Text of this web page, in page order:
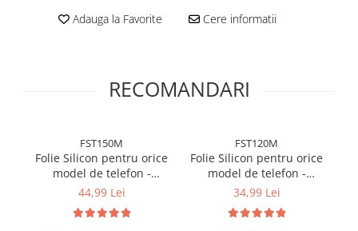
Adauga la Favorite Cere informatii
RECOMANDARI
FST150M
Folie Silicon pentru orice
model de telefon -
Hydrogel transparent 150
44,99 Lei
FST120M
Folie Silicon pentru orice
model de telefon -
Hydrogel transparent 120
34,99 Lei